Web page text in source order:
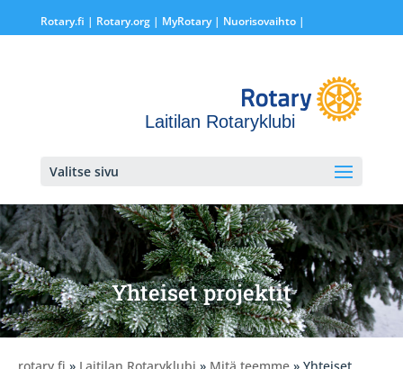
Rotary.fi | Rotary.org| MyRotary | Nuorisovaihto|
Laitilan Rotaryklubi
Valitse sivu
Yhteiset projektit